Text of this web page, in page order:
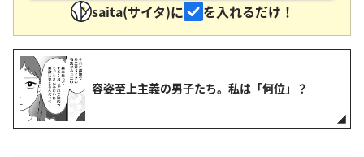
saita(サイタ)に
を入れるだけ！
容姿至上主義の男子たち。私は「何位」？